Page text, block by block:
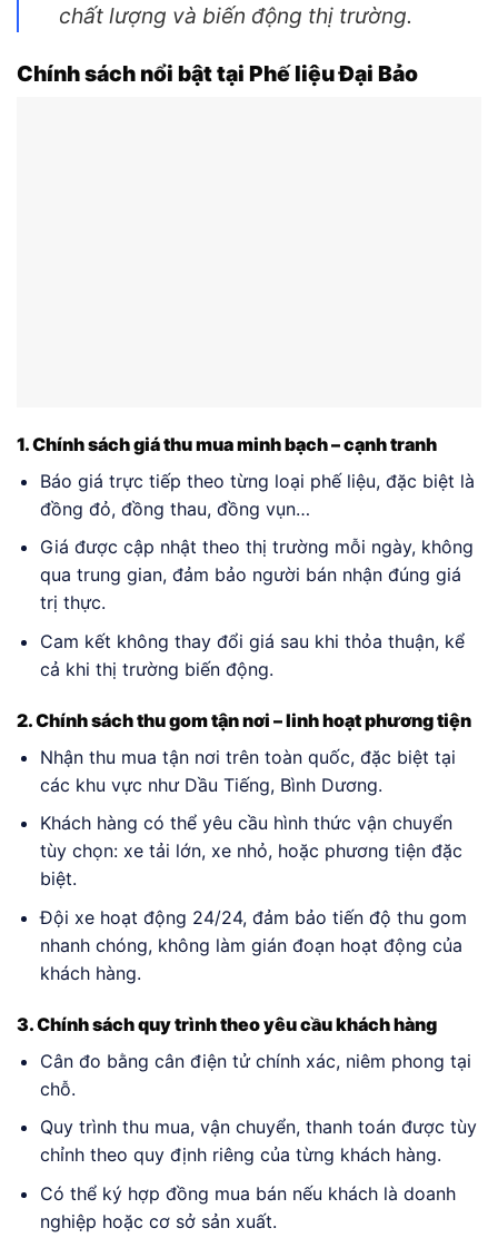
chất lượng và biến động thị trường.
Chính sách nổi bật tại Phế liệu Đại Bảo
1. Chính sách giá thu mua minh bạch – cạnh tranh
Báo giá trực tiếp theo từng loại phế liệu, đặc biệt là
đồng đỏ, đồng thau, đồng vụn…
Giá được cập nhật theo thị trường mỗi ngày, không
qua trung gian, đảm bảo người bán nhận đúng giá
trị thực.
Cam kết không thay đổi giá sau khi thỏa thuận, kể
cả khi thị trường biến động.
2. Chính sách thu gom tận nơi – linh hoạt phương tiện
Nhận thu mua tận nơi trên toàn quốc, đặc biệt tại
các khu vực như Dầu Tiếng, Bình Dương.
Khách hàng có thể yêu cầu hình thức vận chuyển
tùy chọn: xe tải lớn, xe nhỏ, hoặc phương tiện đặc
biệt.
Đội xe hoạt động 24/24, đảm bảo tiến độ thu gom
nhanh chóng, không làm gián đoạn hoạt động của
khách hàng.
3. Chính sách quy trình theo yêu cầu khách hàng
Cân đo bằng cân điện tử chính xác, niêm phong tại
chỗ.
Quy trình thu mua, vận chuyển, thanh toán được tùy
chỉnh theo quy định riêng của từng khách hàng.
Có thể ký hợp đồng mua bán nếu khách là doanh
nghiệp hoặc cơ sở sản xuất.